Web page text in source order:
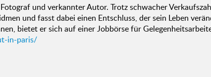
und verkannter Autor. Trotz schwacher
und fasst dabei einen Entschluss, der sein Leben
bietet er sich auf einer Jobbörse für
in-paris/